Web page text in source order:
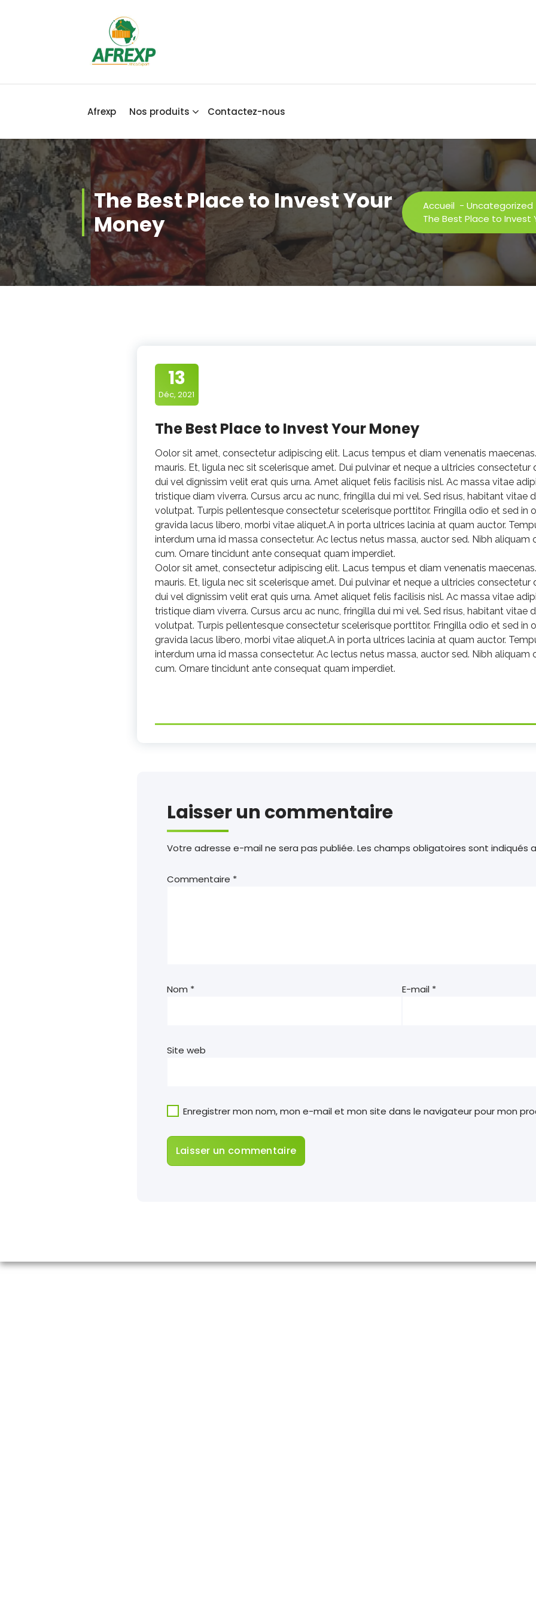
Afrexp Nos produits Contactez-nous
The Best Place to Invest Your
Money
Accueil - Uncategorized
The Best Place to Invest
13
Déc, 2021
The Best Place to Invest Your Money
Oolor sit amet, consectetur adipiscing elit. Lacus tempus et diam venenatis
mauris. Et, ligula nec sit scelerisque amet. Dui pulvinar et neque a ultricies
dui vel dignissim velit erat quis urna. Amet aliquet felis facilisis nisl. Ac massa vitae
tristique diam viverra. Cursus arcu ac nunc, fringilla dui mi vel. Sed risus, habitant vitae
volutpat. Turpis pellentesque consectetur scelerisque porttitor. Fringilla odio et sed in
gravida lacus libero, morbi vitae aliquet.A in porta ultrices lacinia at quam auctor.
interdum urna id massa consectetur. Ac lectus netus massa, auctor sed. Nibh aliquam
cum. Ornare tincidunt ante consequat quam imperdiet.
Oolor sit amet, consectetur adipiscing elit. Lacus tempus et diam venenatis
mauris. Et, ligula nec sit scelerisque amet. Dui pulvinar et neque a ultricies
dui vel dignissim velit erat quis urna. Amet aliquet felis facilisis nisl. Ac massa vitae
tristique diam viverra. Cursus arcu ac nunc, fringilla dui mi vel. Sed risus, habitant vitae
volutpat. Turpis pellentesque consectetur scelerisque porttitor. Fringilla odio et sed in
gravida lacus libero, morbi vitae aliquet.A in porta ultrices lacinia at quam auctor.
interdum urna id massa consectetur. Ac lectus netus massa, auctor sed. Nibh aliquam
cum. Ornare tincidunt ante consequat quam imperdiet.
Laisser un commentaire
Votre adresse e-mail ne sera pas publiée. Les champs obligatoires sont indiqués
Commentaire *
Nom * E-mail *
Site web
Enregistrer mon nom, mon e-mail et mon site dans le navigateur pour mon